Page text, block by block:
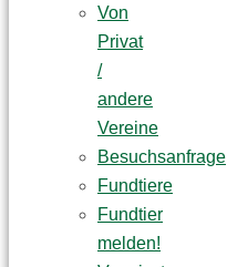
Von
Privat
/
andere
Vereine
Besuchsanfrage
Fundtiere
Fundtier
melden!